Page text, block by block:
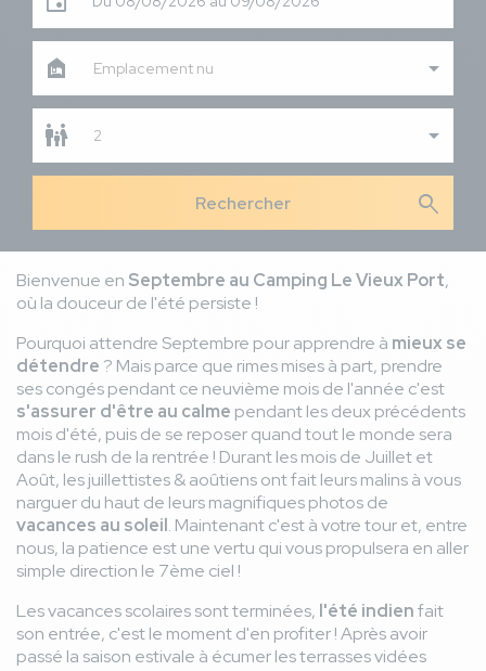
Emplacement nu
2
search
Bienvenue en Septembre au Camping Le Vieux Port,
où la douceur de l'été persiste !
Pourquoi attendre Septembre pour apprendre à mieux se
détendre ? Mais parce que rimes mises à part, prendre
ses congés pendant ce neuvième mois de l'année c'est
s'assurer d'être au calme pendant les deux précédents
mois d'été, puis de se reposer quand tout le monde sera
dans le rush de la rentrée ! Durant les mois de Juillet et
Août, les juillettistes & aoûtiens ont fait leurs malins à vous
narguer du haut de leurs magnifiques photos de
vacances au soleil. Maintenant c'est à votre tour et, entre
nous, la patience est une vertu qui vous propulsera en aller
simple direction le 7ème ciel !
Les vacances scolaires sont terminées, l'été indienfait
son entrée, c'est le moment d'en profiter ! Après avoir
passé la saison estivale à écumer les terrasses vidées